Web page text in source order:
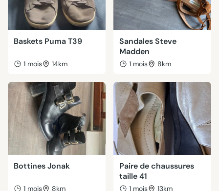
Baskets Puma T39
1 mois 14km
Sandales Steve
Madden
1 mois 8km
Bottines Jonak
1 mois 8km
Paire de chaussures
taille 41
1 mois 13km